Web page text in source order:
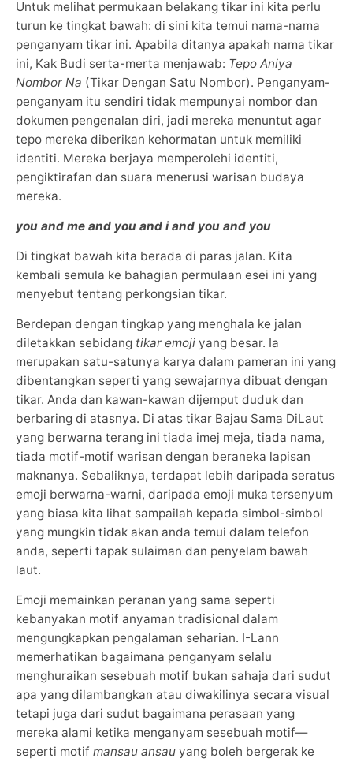
Untuk melihat permukaan belakang tikar ini kita perlu
turun ke tingkat bawah: di sini kita temui nama-nama
penganyam tikar ini. Apabila ditanya apakah nama tikar
ini, Kak Budi serta-merta menjawab: Tepo Aniya
Nombor Na (Tikar Dengan Satu Nombor). Penganyam-
penganyam itu sendiri tidak mempunyai nombor dan
dokumen pengenalan diri, jadi mereka menuntut agar
tepo mereka diberikan kehormatan untuk memiliki
identiti. Mereka berjaya memperolehi identiti,
pengiktirafan dan suara menerusi warisan budaya
mereka.
you and me and you and i and you and you
Di tingkat bawah kita berada di paras jalan. Kita
kembali semula ke bahagian permulaan esei ini yang
menyebut tentang perkongsian tikar.
Berdepan dengan tingkap yang menghala ke jalan
diletakkan sebidang tikar emoji yang besar. Ia
merupakan satu-satunya karya dalam pameran ini yang
dibentangkan seperti yang sewajarnya dibuat dengan
tikar. Anda dan kawan-kawan dijemput duduk dan
berbaring di atasnya. Di atas tikar Bajau Sama DiLaut
yang berwarna terang ini tiada imej meja, tiada nama,
tiada motif-motif warisan dengan beraneka lapisan
maknanya. Sebaliknya, terdapat lebih daripada seratus
emoji berwarna-warni, daripada emoji muka tersenyum
yang biasa kita lihat sampailah kepada simbol-simbol
yang mungkin tidak akan anda temui dalam telefon
anda, seperti tapak sulaiman dan penyelam bawah
laut.
Emoji memainkan peranan yang sama seperti
kebanyakan motif anyaman tradisional dalam
mengungkapkan pengalaman seharian. I-Lann
memerhatikan bagaimana penganyam selalu
menghuraikan sesebuah motif bukan sahaja dari sudut
apa yang dilambangkan atau diwakilinya secara visual
tetapi juga dari sudut bagaimana perasaan yang
mereka alami ketika menganyam sesebuah motif—
seperti motif mansau ansau yang boleh bergerak ke